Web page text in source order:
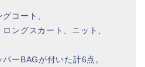
コート、
ングスカート、ニット、
ーBAGが付いた計6点。